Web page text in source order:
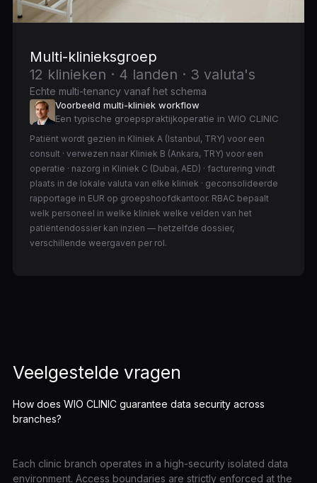
Multi-klinieksgroep
12 klinieken · 4 landen · 3 valuta's
Echte multi-tenancy vanaf het schema
Voorbeeld multi-kliniek workflow
Een typische groepspraktijkoperatie in WIO CLINIC
Patiënt wordt gezien in Kliniek A (Istanbul, TRY) voor een
consult · verwezen naar Kliniek B (Ankara, TRY) voor een
operatie · nazorg in Kliniek C (Dubai, AED) · facturering vindt
plaats in de lokale valuta van elke kliniek · geconsolideerde
rapportage in EUR op groepshoofdkantoor. RBAC bepaalt
welk personeel in welke kliniek welke velden van het
patiëntendossier kan inzien — hetzelfde dossier,
verschillende weergaven per rol.
Veelgestelde vragen
How does WIO CLINIC guarantee data security across
branches?
Each clinic branch operates in a high-security isolated data
environment. Access boundaries are strictly enforced at the